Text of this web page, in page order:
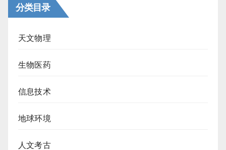
分类目录
天文物理
生物医药
信息技术
地球环境
人文考古